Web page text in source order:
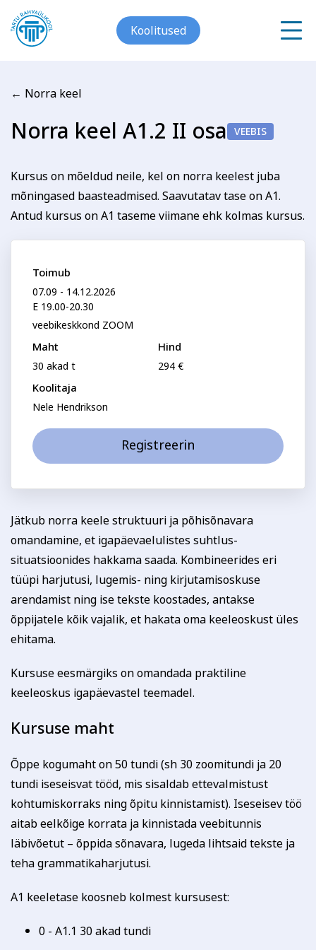
Koolitused
Arvuti ja töö Keeled
Kunst
Tekstiil ja käsitöö Tervis ja ilu
Kodu ja köök
Kultuur ja ühiskond Veebi- ja videoõpe
Meist
Kontakt
Blogi
Grupitellimused
Facebook
← Norra keel
Norra keel A1.2 II osa VEEBIS
Kursus on mõeldud neile, kel on norra keelest juba
mõningased baasteadmised. Saavutatav tase on A1.
Antud kursus on A1 taseme viimane ehk kolmas kursus.
Toimub
07.09 - 14.12.2026
E 19.00-20.30
veebikeskkond ZOOM
Maht
30 akad t
Hind
294 €
Koolitaja
Nele Hendrikson
Registreerin
Jätkub norra keele struktuuri ja põhisõnavara
omandamine, et igapäevaelulistes suhtlus-
situatsioonides hakkama saada. Kombineerides eri
tüüpi harjutusi, lugemis- ning kirjutamisoskuse
arendamist ning ise tekste koostades, antakse
õppijatele kõik vajalik, et hakata oma keeleoskust üles
ehitama.
Kursuse eesmärgiks on omandada praktiline
keeleoskus igapäevastel teemadel.
Kursuse maht
Õppe kogumaht on 50 tundi (sh 30 zoomitundi ja 20
tundi iseseisvat tööd, mis sisaldab ettevalmistust
kohtumiskorraks ning õpitu kinnistamist). Iseseisev töö
aitab eelkõige korrata ja kinnistada veebitunnis
läbivõetut – õppida sõnavara, lugeda lihtsaid tekste ja
teha grammatikaharjutusi.
A1 keeletase koosneb kolmest kursusest:
0 - A1.1 30 akad tundi
Registreerin koolitusele
Norra keel A1.2 II osa
Eesnimi
Perenimi
Telefon
E-posti aadress
Sisesta osaleja isikukood, et vältida segadust
nimekaimudega.
Tasumine
Tasun ise
Tasub teine isik
(Nt ettevõte, omavalitsus vm)
Koolitusel osalemiseks tuleb õppetasu tasuda arvel
registreerumise kinnitusega (reeglina on tähtaeg kaks
nädalat enne koolituse algust). Kokkuleppel
koolitussekretäriga ja koolituslepingu sõlmimisega on
võimalik tasuda osade kaupa.
Koolitusest loobumise korral palume sellest Tartu
Rahvaülikooli töötajat viivitamatult teavitada.
Loobumisest mitte teavitamisel või loobumisel vähem
kui kaks tööpäeva enne koolituse algust või kui koolitus
arve kuulub tasumisele.
sellest viivitamatult. Õppetasu tagastatakse või soovi